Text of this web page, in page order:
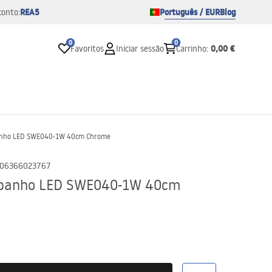
REA5 Português / EURBlog
0
Favoritos Iniciar sessão
0
Carrinho: 0,00 €
LED SWE040-1W 40cm Chrome
LED SWE040-1W 40cm